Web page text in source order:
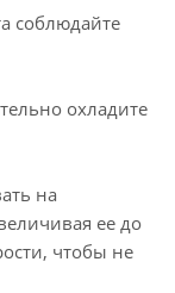
соблюдайте
охладите
на
ее до
чтобы не